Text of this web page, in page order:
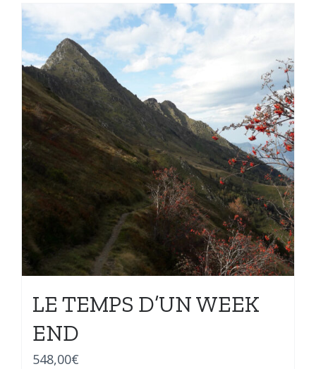
LE TEMPS D’UN WEEK
END
548,00€